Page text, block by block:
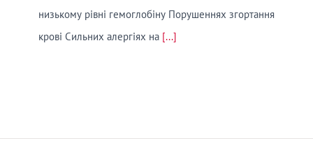
низькому рівні гемоглобіну Порушеннях згортання
крові Сильних алергіях на [...]